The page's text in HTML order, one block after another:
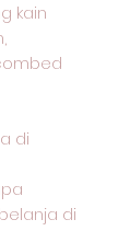
kain
di
di